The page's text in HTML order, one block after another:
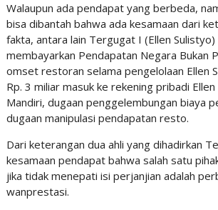
Walaupun ada pendapat yang berbeda,
bisa dibantah bahwa ada kesamaan dari
fakta, antara lain Tergugat I (Ellen
membayarkan Pendapatan Negara Bukan
omset restoran selama pengelolaan Ellen
Rp. 3 miliar masuk ke rekening pribadi
Mandiri, dugaan penggelembungan biaya
dugaan manipulasi pendapatan resto.
Dari keterangan dua ahli yang dihadirkan
kesamaan pendapat bahwa salah satu
jika tidak menepati isi perjanjian adalah
wanprestasi.